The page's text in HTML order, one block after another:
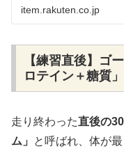
item.rakuten.co.jp
【練習直後】ゴ
ロテイン＋糖質」
走り終わった直後の
ム」
と呼ばれ、体が